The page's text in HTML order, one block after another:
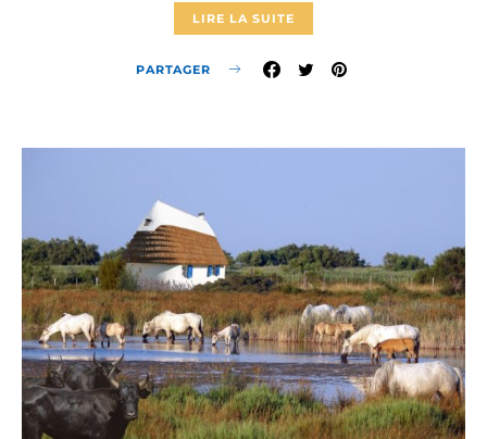
LIRE LA SUITE
PARTAGER